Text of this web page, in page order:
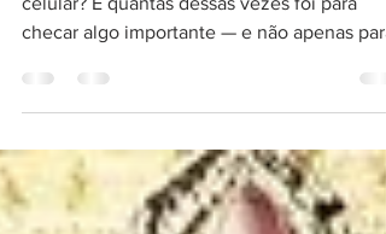
Quantas vezes hoje você já desbloqueou
celular? E quantas dessas vezes foi para
checar algo importante — e não apenas para
trabalho? Você já percebeu que você passa
horas do seu dia rolando telas, consumindo
conteúdo atrás de conteúdo, e depois não